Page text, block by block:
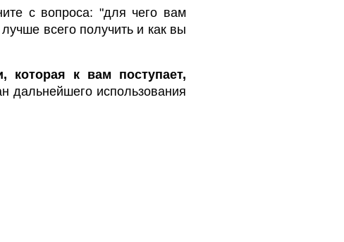
с вопроса: "для чего вам
всего получить и как вы
которая к вам поступает,
дальнейшего использования